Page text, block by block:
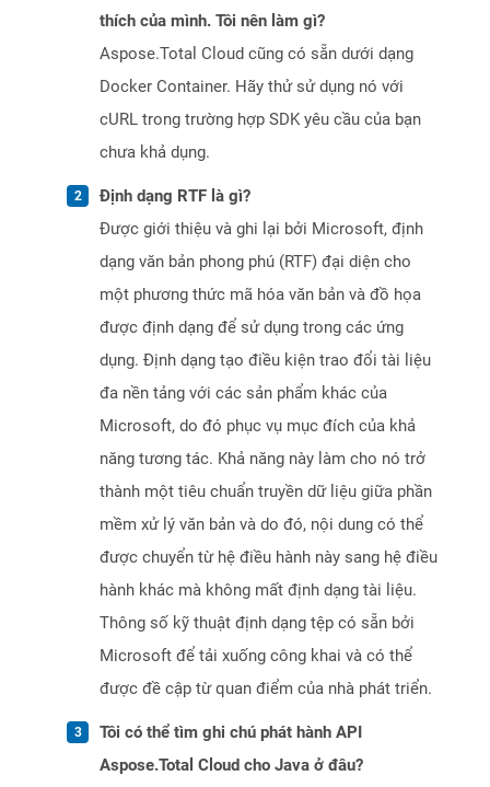
thích của mình. Tôi nên làm gì?
Aspose.Total Cloud cũng có sẵn dưới dạng
Docker Container. Hãy thử sử dụng nó với
cURL trong trường hợp SDK yêu cầu của bạn
chưa khả dụng.
Định dạng RTF là gì?
Được giới thiệu và ghi lại bởi Microsoft, định
dạng văn bản phong phú (RTF) đại diện cho
một phương thức mã hóa văn bản và đồ họa
được định dạng để sử dụng trong các ứng
dụng. Định dạng tạo điều kiện trao đổi tài liệu
đa nền tảng với các sản phẩm khác của
Microsoft, do đó phục vụ mục đích của khả
năng tương tác. Khả năng này làm cho nó trở
thành một tiêu chuẩn truyền dữ liệu giữa phần
mềm xử lý văn bản và do đó, nội dung có thể
được chuyển từ hệ điều hành này sang hệ điều
hành khác mà không mất định dạng tài liệu.
Thông số kỹ thuật định dạng tệp có sẵn bởi
Microsoft để tải xuống công khai và có thể
được đề cập từ quan điểm của nhà phát triển.
Tôi có thể tìm ghi chú phát hành API
Aspose.Total Cloud cho Java ở đâu?